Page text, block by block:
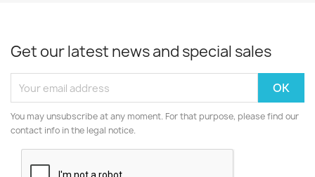
Get our latest news and special sales
You may unsubscribe at any moment. For that purpose, please find our
contact info in the legal notice.